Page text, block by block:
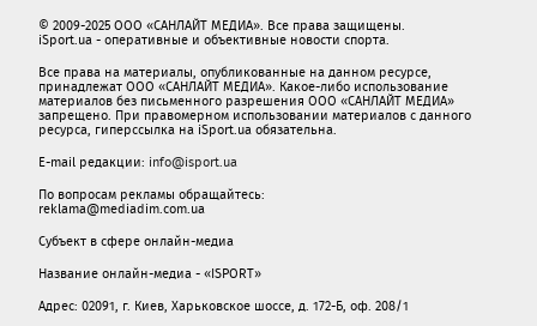
© 2009-2025 ООО «САНЛАЙТ МЕДИА». Все права защищены.
iSport.ua - оперативные и объективные новости спорта.
Все права на материалы, опубликованные на данном ресурсе,
принадлежат ООО «САНЛАЙТ МЕДИА». Какое-либо использование
материалов без письменного разрешения ООО «САНЛАЙТ МЕДИА»
запрещено. При правомерном использовании материалов с данного
ресурса, гиперссылка на iSport.ua обязательна.
E-mail редакции: info@isport.ua
По вопросам рекламы обращайтесь:
reklama@mediadim.com.ua
Субъект в сфере онлайн-медиа
Название онлайн-медиа - «ISPORT»
Адрес: 02091, г. Киев, Харьковское шоссе, д. 172-Б, оф. 208/1